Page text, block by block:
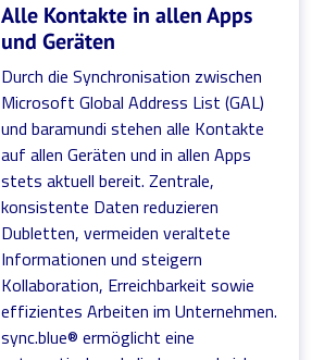
Alle Kontakte in allen Apps
und Geräten
Durch die Synchronisation zwischen
Microsoft Global Address List (GAL)
und baramundi stehen alle Kontakte
auf allen Geräten und in allen Apps
stets aktuell bereit. Zentrale,
konsistente Daten reduzieren
Dubletten, vermeiden veraltete
Informationen und steigern
Kollaboration, Erreichbarkeit sowie
effizientes Arbeiten im Unternehmen.
sync.blue® ermöglicht eine